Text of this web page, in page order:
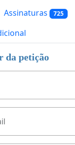
Assinaturas 725
da petição